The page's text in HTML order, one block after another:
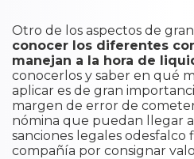
​Otro de los aspectos de
conocer los diferentes
manejan a la hora de
conocerlos y saber en qué
aplicar es de gran
margen de error de
nómina que puedan llegar
sanciones legales odesfalco
compañía por consignar